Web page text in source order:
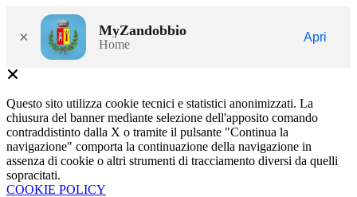
× MyZandobbio
Home
Apri
Questo sito utilizza cookie tecnici e statistici anonimizzati. La
chiusura del banner mediante selezione dell'apposito comando
contraddistinto dalla X o tramite il pulsante "Continua la
navigazione" comporta la continuazione della navigazione in
assenza di cookie o altri strumenti di tracciamento diversi da quelli
sopracitati.
COOKIE POLICY